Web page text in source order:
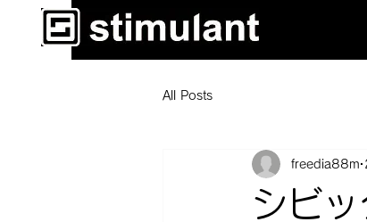
All Posts
シビ
freedia88m